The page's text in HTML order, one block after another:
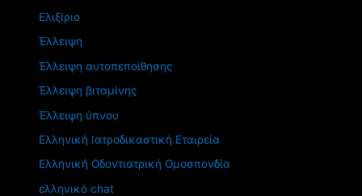
Ελιξίριο
Έλλειψη
Έλλειψη αυτοπεποίθησης
Έλλειψη βιταμίνης
Έλλειψη ύπνου
Ελληνική Ιατροδικαστική Εταιρεία
Ελληνική Οδοντιατρική Ομοσπονδία
ελληνικό chat